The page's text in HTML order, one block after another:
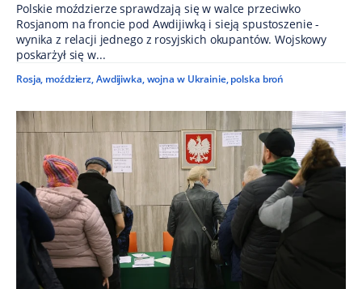
Polskie moździerze sprawdzają się w walce przeciwko
Rosjanom na froncie pod Awdijiwką i sieją spustoszenie -
wynika z relacji jednego z rosyjskich okupantów. Wojskowy
poskarżył się w...
Rosja, moździerz,Awdijiwka,wojna w Ukrainie, polska broń